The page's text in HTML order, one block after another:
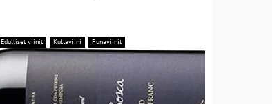
Edulliset viinit Kultaviini Punaviinit